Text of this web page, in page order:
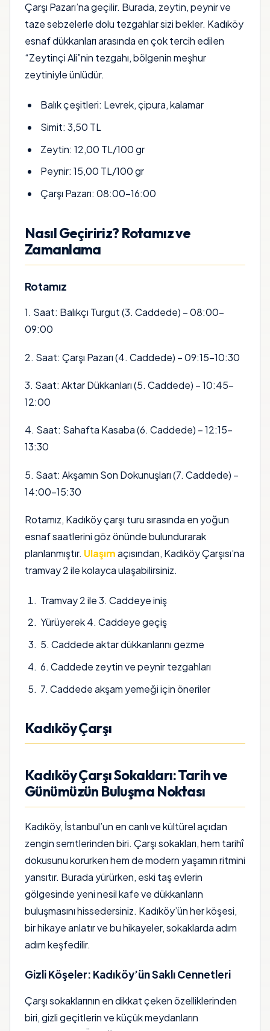
Çarşı Pazarı’na geçilir. Burada, zeytin, peynir ve
taze sebzelerle dolu tezgahlar sizi bekler. Kadıköy
esnaf dükkanları arasında en çok tercih edilen
“Zeytinçi Ali”nin tezgahı, bölgenin meşhur
zeytiniyle ünlüdür.
Balık çeşitleri: Levrek, çipura, kalamar
Simit: 3,50 TL
Zeytin: 12,00 TL/100 gr
Peynir: 15,00 TL/100 gr
Çarşı Pazarı: 08:00–16:00
Nasıl Geçiririz? Rotamız ve
Zamanlama
Rotamız
1. Saat: Balıkçı Turgut (3. Caddede) – 08:00–
09:00
2. Saat: Çarşı Pazarı (4. Caddede) – 09:15–10:30
3. Saat: Aktar Dükkanları (5. Caddede) – 10:45–
12:00
4. Saat: Sahafta Kasaba (6. Caddede) – 12:15–
13:30
5. Saat: Akşamın Son Dokunuşları (7. Caddede) –
14:00–15:30
Rotamız, Kadıköy çarşı turu sırasında en yoğun
esnaf saatlerini göz önünde bulundurarak
planlanmıştır. Ulaşımaçısından, Kadıköy Çarşısı’na
tramvay 2 ile kolayca ulaşabilirsiniz.
Tramvay 2 ile 3. Caddeye iniş
Yürüyerek 4. Caddeye geçiş
5. Caddede aktar dükkanlarını gezme
6. Caddede zeytin ve peynir tezgahları
7. Caddede akşam yemeği için öneriler
Kadıköy Çarşı
Kadıköy Çarşı Sokakları: Tarih ve
Günümüzün Buluşma Noktası
Kadıköy, İstanbul’un en canlı ve kültürel açıdan
zengin semtlerinden biri. Çarşı sokakları, hem tarihî
dokusunu korurken hem de modern yaşamın ritmini
yansıtır. Burada yürürken, eski taş evlerin
gölgesinde yeni nesil kafe ve dükkanların
buluşmasını hissedersiniz. Kadıköy’ün her köşesi,
bir hikaye anlatır ve bu hikayeler, sokaklarda adım
adım keşfedilir.
Gizli Köşeler: Kadıköy’ün Saklı Cennetleri
Çarşı sokaklarının en dikkat çeken özelliklerinden
biri, gizli geçitlerin ve küçük meydanların